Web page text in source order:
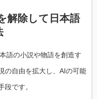
解除して日本語
語の小説や物語を創造す
の自由を拡大し、AIの可能
です。